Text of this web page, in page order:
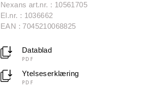
Nexans art.nr. : 10561705
El.nr. : 1036662
EAN : 7045210068825
Datablad
PDF
Ytelseserklæring
PDF